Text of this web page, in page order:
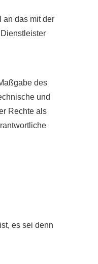
an das mit der
des
und
Rechte als
es sei denn